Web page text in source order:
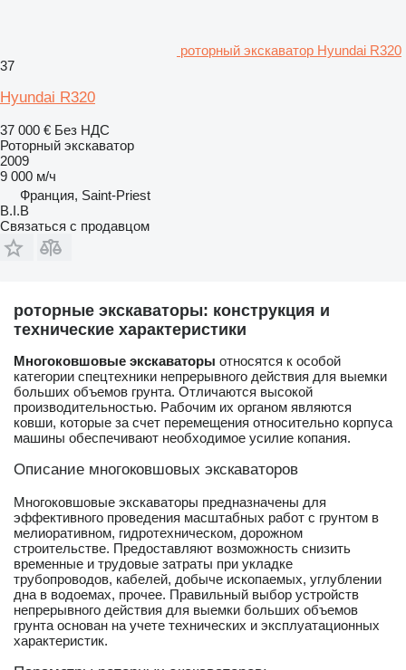
роторный экскаватор Hyundai R320
37
Hyundai R320
37 000 € Без НДС
Роторный экскаватор
2009
9 000 м/ч
Франция, Saint-Priest
B.I.B
Связаться с продавцом
роторные экскаваторы: конструкция и
технические характеристики
Многоковшовые экскаваторы относятся к особой
категории спецтехники непрерывного действия для выемки
больших объемов грунта. Отличаются высокой
производительностью. Рабочим их органом являются
ковши, которые за счет перемещения относительно корпуса
машины обеспечивают необходимое усилие копания.
Описание многоковшовых экскаваторов
Многоковшовые экскаваторы предназначены для
эффективного проведения масштабных работ с грунтом в
мелиоративном, гидротехническом, дорожном
строительстве. Предоставляют возможность снизить
временные и трудовые затраты при укладке
трубопроводов, кабелей, добыче ископаемых, углублении
дна в водоемах, прочее. Правильный выбор устройств
непрерывного действия для выемки больших объемов
грунта основан на учете технических и эксплуатационных
характеристик.